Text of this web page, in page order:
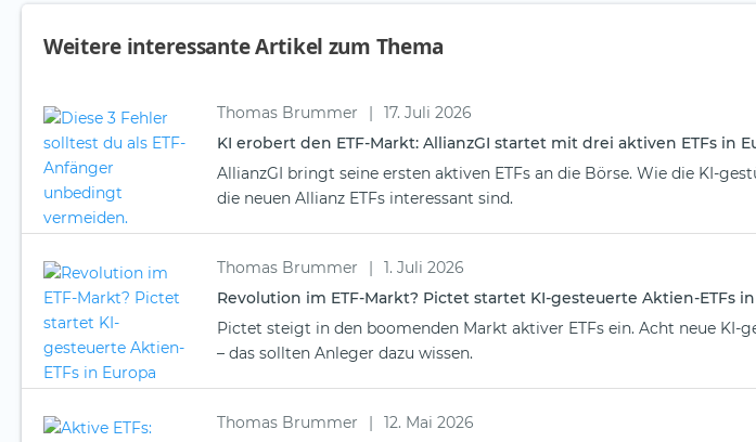
Weitere interessante Artikel zum Thema
Thomas Brummer |
17. Juli 2026
KI erobert den ETF-Markt: AllianzGI startet mit drei aktiven ETFs in
AllianzGI bringt seine ersten aktiven ETFs an die Börse. Wie die KI-
die neuen Allianz ETFs interessant sind.
Thomas Brummer |
1. Juli 2026
Revolution im ETF-Markt? Pictet startet KI-gesteuerte Aktien-ETFs
Pictet steigt in den boomenden Markt aktiver ETFs ein. Acht neue KI-
– das sollten Anleger dazu wissen.
Thomas Brummer |
12. Mai 2026